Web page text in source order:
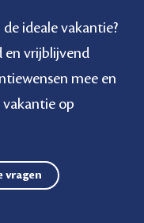
ideale vakantie?
en vrijblijvend
mee en
op
vragen